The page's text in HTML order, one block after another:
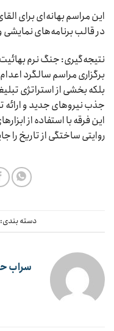
این مراسم بهانه‌ای برای
در قالب برنامه‌های
نتیجه‌گیری: جنگ نرم
برگزاری مراسم سالگرد
بلکه بخشی از استراتژی
جذب نیروهای جدید و
این فرقه با استفاده از
روایتی ساختگی از تاریخ
دسته بندی:
سراب